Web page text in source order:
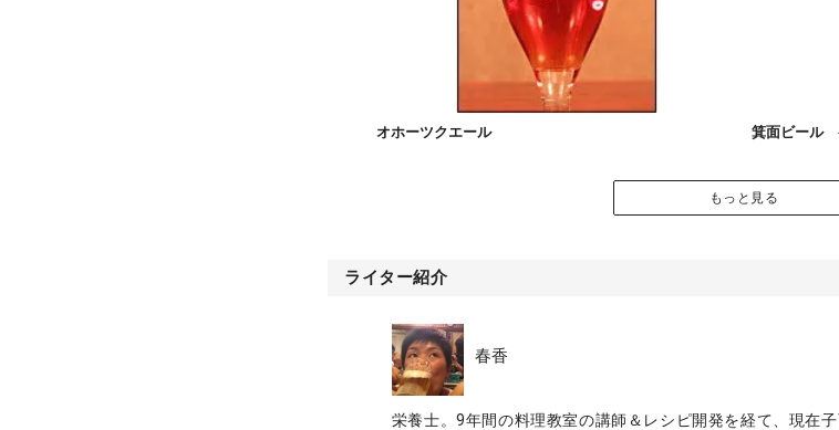
オホーツクエール 箕面ビール
もっと見る
ライター紹介
春香
栄養士。9年間の料理教室の講師＆レシピ開発を経て、現在